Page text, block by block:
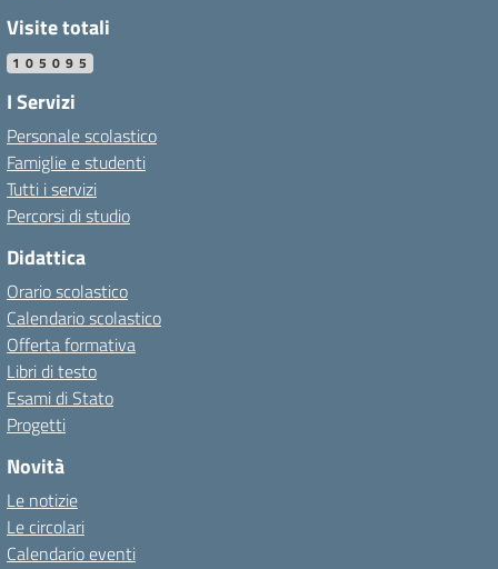
Visite totali
105095
I Servizi
Personale scolastico
Famiglie e studenti
Tutti i servizi
Percorsi di studio
Didattica
Orario scolastico
Calendario scolastico
Offerta formativa
Libri di testo
Esami di Stato
Progetti
Novità
Le notizie
Le circolari
Calendario eventi